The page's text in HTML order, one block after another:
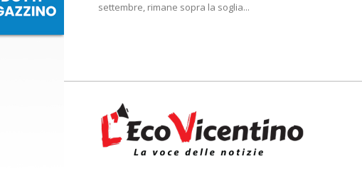
settembre, rimane sopra la soglia...